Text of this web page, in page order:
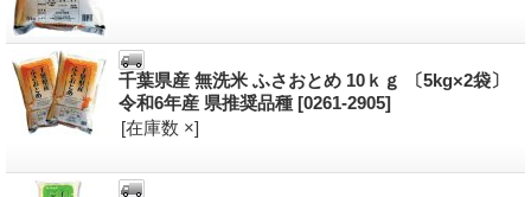
千葉県産 無洗米 ふさおとめ 10ｋｇ 〔5kg×2袋〕
令和6年産 県推奨品種 [0261-2905]
[在庫数 ×]